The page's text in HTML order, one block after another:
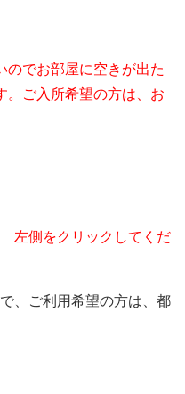
でお部屋に空きが出た
。ご入所希望の方は、お
側をクリックしてくだ
、ご利用希望の方は、都